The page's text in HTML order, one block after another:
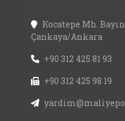
Kocatepe Mh.
Çankaya/Ankara
+90 312 425 81 93
+90 312 425 98 19